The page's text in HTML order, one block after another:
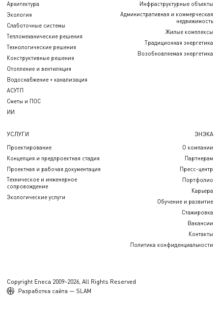
Архитектура
Экология
Слаботочные системы
Тепломеханические решения
Технологические решения
Конструктивные решения
Отопление и вентиляция
Водоснабжение + канализация
АСУТП
Сметы и ПОС
ИИ
Инфраструктурные объекты
Административная и коммерческая
недвижимость
Жилые комплексы
Традиционная энергетика
Возобновляемая энергетика
УСЛУГИ
Проектирование
Концепция и предпроектная стадия
Проектная и рабочая документация
Техническое и инженерное
сопровождение
Экологические услуги
ЭНЭКА
О компании
Партнерам
Пресс-центр
Портфолио
Карьера
Обучение и развитие
Стажировка
Вакансии
Контакты
Политика конфиденциальности
Copyright Eneca 2009–2026, All Rights Reserved
Разработка сайта — SLAM